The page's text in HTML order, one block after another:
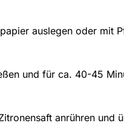
auslegen oder mit
und für ca. 40-45
anrühren und